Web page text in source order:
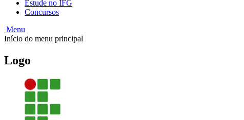
Estude no IFG
Concursos
Menu
Início do menu principal
Logo